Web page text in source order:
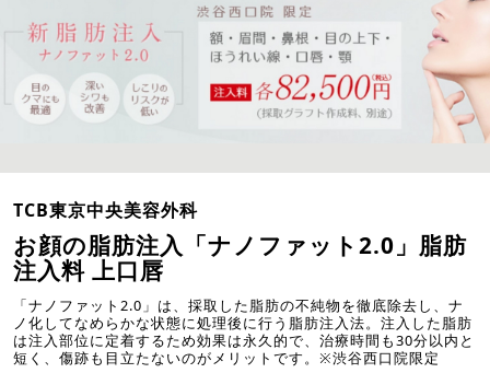
TCB東京中央美容外科
お顔の脂肪注入「ナノファット2.0」脂肪
注入料 上口唇
「ナノファット2.0」は、採取した脂肪の不純物を徹底除去し、ナ
ノ化してなめらかな状態に処理後に行う脂肪注入法。注入した脂肪
は注入部位に定着するため効果は永久的で、治療時間も30分以内と
短く、傷跡も目立たないのがメリットです。※渋谷西口院限定